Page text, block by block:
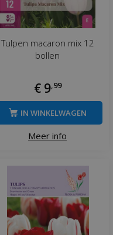
Tulpen macaron mix 12
bollen
€ 9, 99
Meer info
IN WINKELWAGEN